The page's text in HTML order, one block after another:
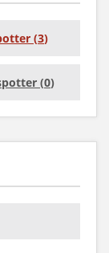
(3)
(0)